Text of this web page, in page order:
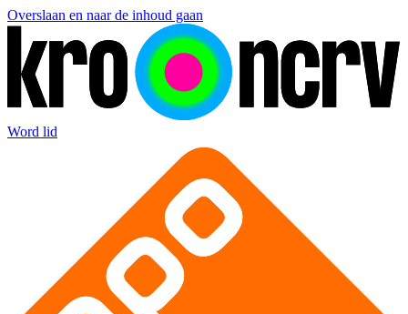
Overslaan en naar de inhoud gaan
Word lid